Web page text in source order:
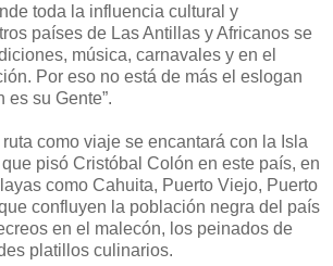
toda la influencia cultural y
países de Las Antillas y Africanos se
música, carnavales y en el
Por eso no está de más el eslogan
es su Gente”.
como viaje se encantará con la Isla
pisó Cristóbal Colón en este país, en
como Cahuita, Puerto Viejo, Puerto
confluyen la población negra del país
en el malecón, los peinados de
platillos culinarios.